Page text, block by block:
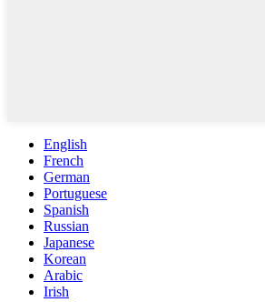
English
French
German
Portuguese
Spanish
Russian
Japanese
Korean
Arabic
Irish